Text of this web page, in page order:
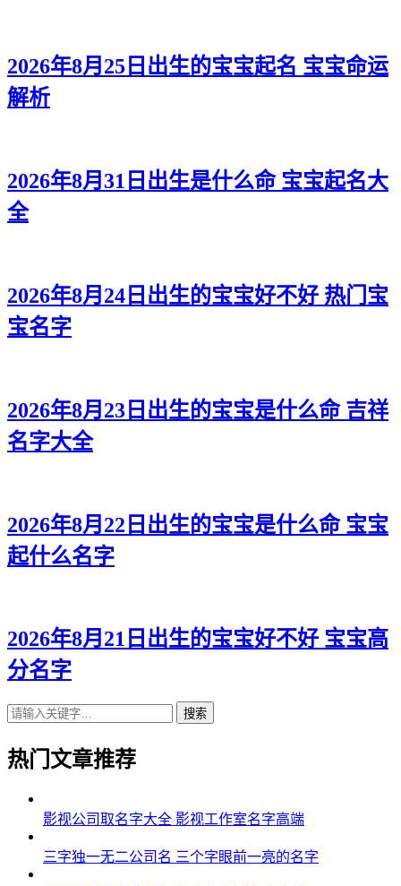
2026年8月25日出生的宝宝起名 宝宝命运
解析
2026年8月31日出生是什么命 宝宝起名大
全
2026年8月24日出生的宝宝好不好 热门宝
宝名字
2026年8月23日出生的宝宝是什么命 吉祥
名字大全
2026年8月22日出生的宝宝是什么命 宝宝
起什么名字
2026年8月21日出生的宝宝好不好 宝宝高
分名字
搜索
热门文章推荐
影视公司取名字大全 影视工作室名字高端
三字独一无二公司名 三个字眼前一亮的名字